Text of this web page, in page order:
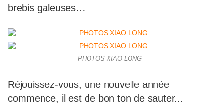
brebis galeuses…
PHOTOS XIAO LONG
Réjouissez-vous, une nouvelle année
commence, il est de bon ton de sauter...